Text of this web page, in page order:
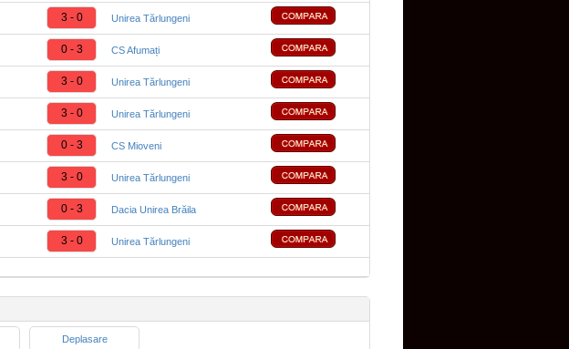
3 - 0 Unirea Tărlungeni
0 - 3 CS Afumați
3 - 0 Unirea Tărlungeni
3 - 0 Unirea Tărlungeni
0 - 3 CS Mioveni
3 - 0 Unirea Tărlungeni
0 - 3 Dacia Unirea Brăila
3 - 0 Unirea Tărlungeni
Deplasare